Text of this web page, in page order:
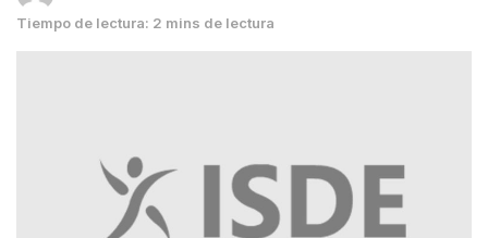
Tiempo de lectura: 2 mins de lectura